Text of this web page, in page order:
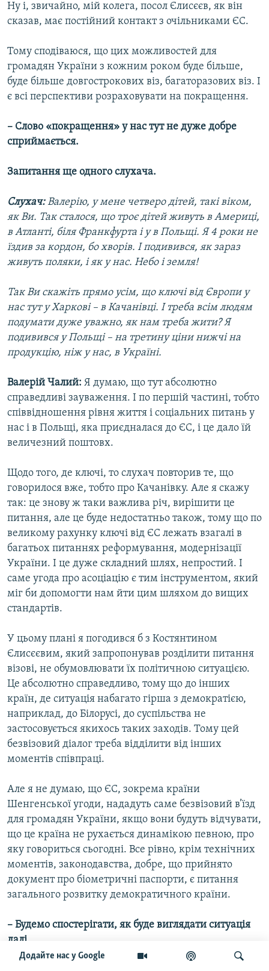
Додайте нас у Google
Ну і, звичайно, мій колега, посол Єлисєєв, як він
сказав, має постійний контакт з очільниками ЄС.
Тому сподіваюся, що цих можливостей для
громадян України з кожним роком буде більше,
буде більше довгострокових віз, багаторазових віз. І
є всі перспективи розраховувати на покращення.
– Слово «покращення» у нас тут не дуже добре
сприймається.
Запитання ще одного слухача.
Слухач:Валерію, у мене четверо дітей, такі віком,
як Ви. Так сталося, що троє дітей живуть в Америці,
в Атланті, біля Франкфурта і у в Польщі. Я 4 роки не
їздив за кордон, бо хворів. І подивився, як зараз
живуть поляки, і як у нас. Небо і земля!
Так Ви скажіть прямо усім, що ключі від Європи у
нас тут у Харкові – в Качанівці. І треба всім людям
подумати дуже уважно, як нам треба жити? Я
подивився у Польщі – на третину ціни нижчі на
продукцію, ніж у нас, в Україні.
Валерій Чалий: Я думаю, що тут абсолютно
справедливі зауваження. І по першій частині, тобто
співвідношення рівня життя і соціальних питань у
нас і в Польщі, яка приєдналася до ЄС, і це дало їй
величезний поштовх.
Щодо того, де ключі, то слухач повторив те, що
говорилося вже, тобто про Качанівку. Але я скажу
так: це знову ж таки важлива річ, вирішити це
питання, але це буде недостатньо також, тому що по
великому рахунку ключі від ЄС лежать взагалі в
багатьох питаннях реформування, модернізації
України. І це дуже складний шлях, непростий. І
саме угода про асоціацію є тим інструментом, який
міг би допомогти нам йти цим шляхом до вищих
стандартів.
У цьому плані я погодився б з Костянтином
Єлисєєвим, який запропонував розділити питання
візові, не обумовлювати їх політичною ситуацією.
Це абсолютно справедливо, тому що до інших
країн, де ситуація набагато гірша з демократією,
наприклад, до Білорусі, до суспільства не
застосовується якихось таких заходів. Тому цей
безвізовий діалог треба відділити від інших
моментів співпраці.
Але я не думаю, що ЄС, зокрема країни
Шенгенської угоди, нададуть саме безвізовий в’їзд
для громадян України, якщо вони будуть відчувати,
що це країна не рухається динамікою певною, про
яку говориться сьогодні. Все рівно, крім технічних
моментів, законодавства, добре, що прийнято
документ про біометричні паспорти, є питання
загального розвитку демократичного країни.
– Будемо спостерігати, як буде виглядати ситуація
далі.